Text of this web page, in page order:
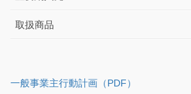
取扱商品
一般事業主行動計画（PDF）